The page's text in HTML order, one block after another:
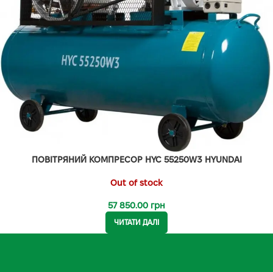
ПОВІТРЯНИЙ КОМПРЕСОР HYC 55250W3 HYUNDAI
Out of stock
57 850.00 грн
ЧИТАТИ ДАЛІ